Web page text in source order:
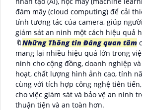
đám mây (cloud computing) để cải
tính tương tác của camera, giúp
giám sát an ninh một cách hiệu quả
🔖Những Thông tin Đáng quan tâm
mang lại nhiều hiệu quả lớn trong
ninh cho cộng đồng, doanh nghiệp
hoạt, chất lượng hình ảnh cao, tính
cùng với tích hợp công nghệ tiên
cho việc giám sát và bảo vệ an ninh
thuận tiện và an toàn hơn.